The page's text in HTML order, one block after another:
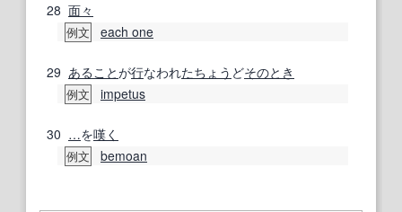
28 面々
例文 each one
29 あることが行なわれたちょう どそのとき
例文 impetus
30 …を嘆く
例文 bemoan